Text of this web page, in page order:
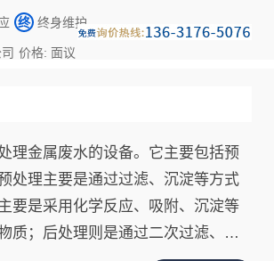
终 终身维护
价格: 面议
理金属废水的设备。它主要包括预
处理主要是通过过滤、沉淀等方式
要是采用化学反应、吸附、沉淀等
质；后处理则是通过二次过滤、消